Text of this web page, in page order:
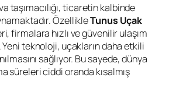
taşımacılığı, ticaretin kalbinde
ÖzellikleTunus Uçak
firmalara hızlı ve güvenilir ulaşım
Yeni teknoloji, uçakların daha etkili
sağlıyor. Bu sayede, dünya
süreleri ciddi oranda kısalmış